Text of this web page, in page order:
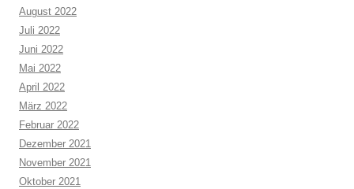
August 2022
Juli 2022
Juni 2022
Mai 2022
April 2022
März 2022
Februar 2022
Dezember 2021
November 2021
Oktober 2021